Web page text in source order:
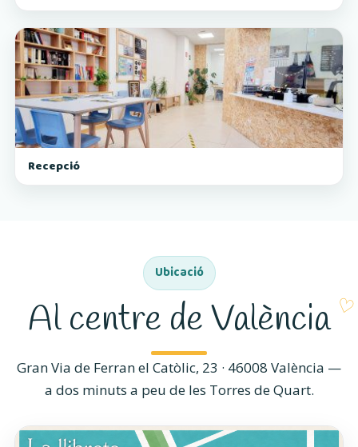
Recepció
Ubicació
Al centre de València
Gran Via de Ferran el Catòlic, 23 · 46008 València —
a dos minuts a peu de les Torres de Quart.